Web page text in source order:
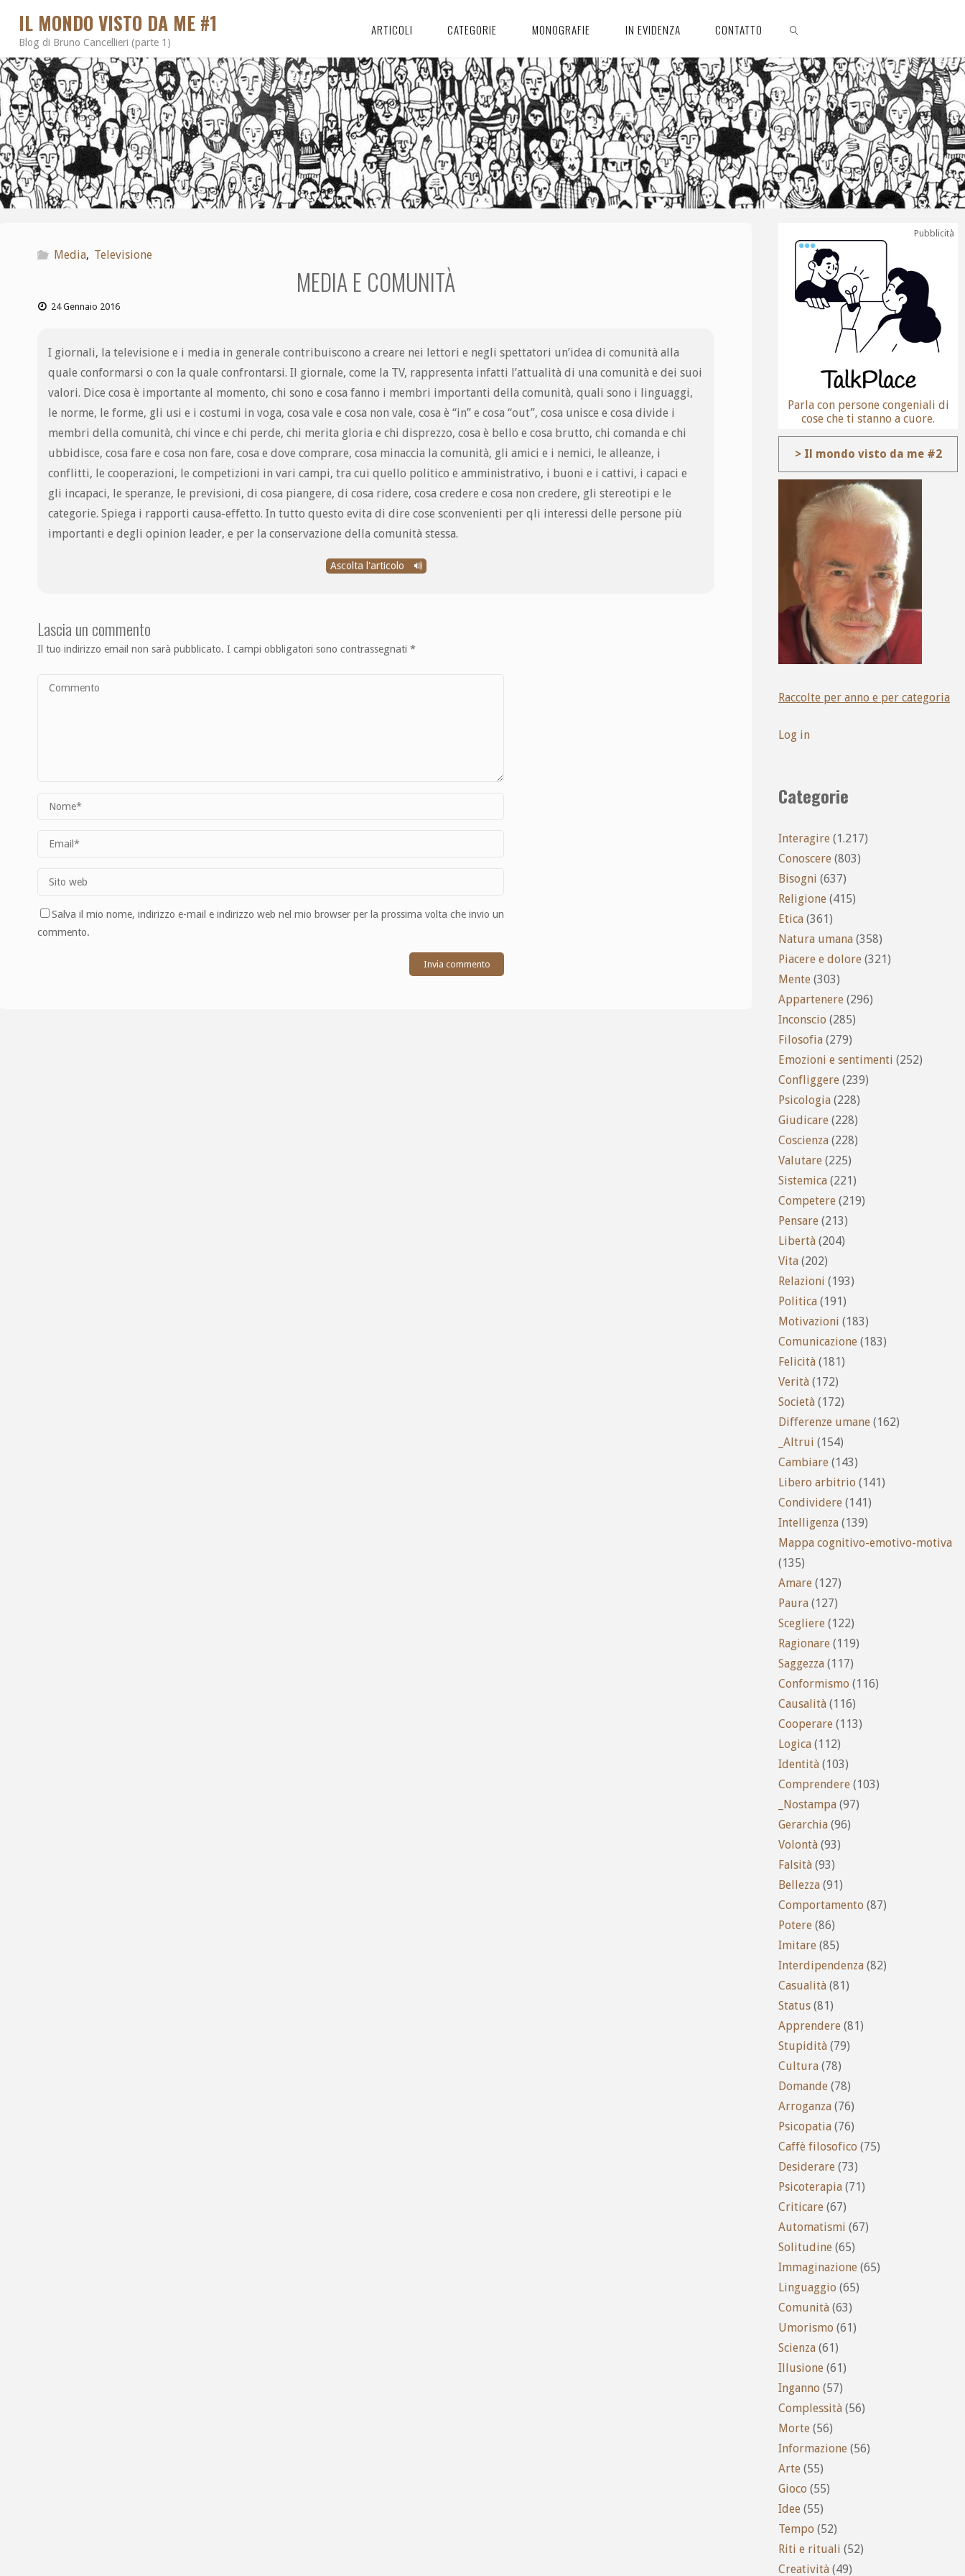
IL MONDO VISTO DA ME #1
Blog di Bruno Cancellieri (parte 1)
ARTICOLI CATEGORIE MONOGRAFIE IN EVIDENZA CONTATTO
CERCA
Media, Televisione
MEDIA E COMUNITÀ
24 Gennaio 2016
I giornali, la televisione e i media in generale contribuiscono a creare nei lettori e negli spettatori un’idea di comunità alla
quale conformarsi o con la quale confrontarsi. Il giornale, come la TV, rappresenta infatti l’attualità di una comunità e dei suoi
valori. Dice cosa è importante al momento, chi sono e cosa fanno i membri importanti della comunità, quali sono i linguaggi,
le norme, le forme, gli usi e i costumi in voga, cosa vale e cosa non vale, cosa è “in” e cosa “out”, cosa unisce e cosa divide i
membri della comunità, chi vince e chi perde, chi merita gloria e chi disprezzo, cosa è bello e cosa brutto, chi comanda e chi
ubbidisce, cosa fare e cosa non fare, cosa e dove comprare, cosa minaccia la comunità, gli amici e i nemici, le alleanze, i
conflitti, le cooperazioni, le competizioni in vari campi, tra cui quello politico e amministrativo, i buoni e i cattivi, i capaci e
gli incapaci, le speranze, le previsioni, di cosa piangere, di cosa ridere, cosa credere e cosa non credere, gli stereotipi e le
categorie. Spiega i rapporti causa-effetto. In tutto questo evita di dire cose sconvenienti per qli interessi delle persone più
importanti e degli opinion leader, e per la conservazione della comunità stessa.
Ascolta l'articolo
Lascia un commento
Il tuo indirizzo email non sarà pubblicato. I campi obbligatori sono contrassegnati*
Salva il mio nome, indirizzo e-mail e indirizzo web nel mio browser per la prossima volta che invio un
commento.
Pubblicità
Parla con persone congeniali di
cose che ti stanno a cuore.
> Il mondo visto da me #2
Raccolte per anno e per categoria
Log in
Categorie
Interagire (1.217)
Conoscere (803)
Bisogni (637)
Religione (415)
Etica (361)
Natura umana (358)
Piacere e dolore (321)
Mente (303)
Appartenere (296)
Inconscio (285)
Filosofia (279)
Emozioni e sentimenti (252)
Confliggere (239)
Psicologia (228)
Giudicare (228)
Coscienza (228)
Valutare (225)
Sistemica (221)
Competere (219)
Pensare (213)
Libertà (204)
Vita (202)
Relazioni (193)
Politica (191)
Motivazioni (183)
Comunicazione (183)
Felicità (181)
Verità (172)
Società (172)
Differenze umane (162)
_Altrui (154)
Cambiare (143)
Libero arbitrio (141)
Condividere (141)
Intelligenza (139)
Mappa cognitivo-emotivo-motiva
(135)
Amare (127)
Paura (127)
Scegliere (122)
Ragionare (119)
Saggezza (117)
Conformismo (116)
Causalità (116)
Cooperare (113)
Logica (112)
Identità (103)
Comprendere (103)
_Nostampa (97)
Gerarchia (96)
Volontà (93)
Falsità (93)
Bellezza (91)
Comportamento (87)
Potere (86)
Imitare (85)
Interdipendenza (82)
Casualità (81)
Status (81)
Apprendere (81)
Stupidità (79)
Cultura (78)
Domande (78)
Arroganza (76)
Psicopatia (76)
Caffè filosofico (75)
Desiderare (73)
Psicoterapia (71)
Criticare (67)
Automatismi (67)
Solitudine (65)
Immaginazione (65)
Linguaggio (65)
Comunità (63)
Umorismo (61)
Scienza (61)
Illusione (61)
Inganno (57)
Complessità (56)
Morte (56)
Informazione (56)
Arte (55)
Gioco (55)
Idee (55)
Tempo (52)
Riti e rituali (52)
Creatività (49)